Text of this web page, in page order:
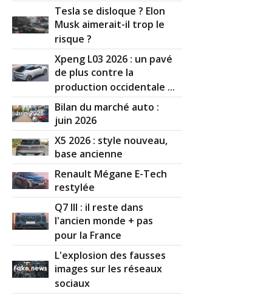
Tesla se disloque ? Elon
Musk aimerait-il trop le
risque ?
Xpeng L03 2026 : un pavé
de plus contre la
production occidentale ...
Bilan du marché auto :
juin 2026
X5 2026 : style nouveau,
base ancienne
Renault Mégane E-Tech
restylée
Q7 III : il reste dans
l'ancien monde + pas
pour la France
L'explosion des fausses
images sur les réseaux
sociaux